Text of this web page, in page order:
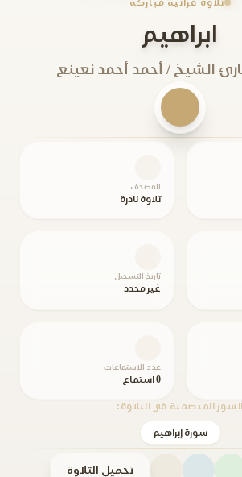
تلاوة قرآنية مباركة
ابراهيم
الشيخ / أحمد أحمد نعينع
المصحف
تلاوة نادرة
تاريخ التسجيل
غير محدد
عدد الاستماعات
0 استماع
السور المتضمنة في التلاوة:
سورة إبراهيم
تحميل التلاوة